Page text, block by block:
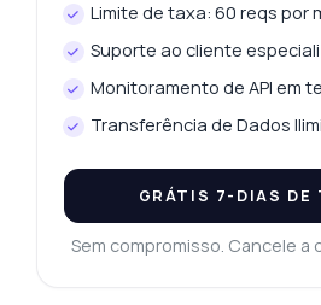
Limite de taxa: 60 reqs por
Suporte ao cliente
Monitoramento de API em
Transferência de Dados
GRÁTIS 7-DIAS DE
Sem compromisso. Cancele a